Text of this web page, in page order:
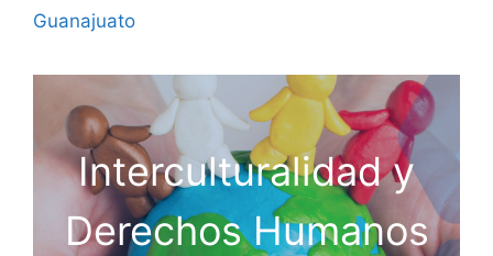
Guanajuato
Interculturalidad y
Derechos Humanos